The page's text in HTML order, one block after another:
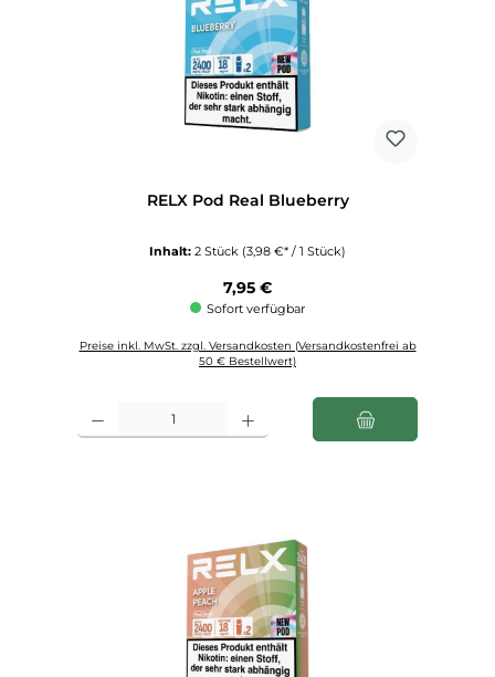
RELX Pod Real Blueberry
Inhalt: 2 Stück (3,98 €* / 1 Stück)
Regulärer Preis:
7,95 €
Sofort verfügbar
Preise inkl. MwSt. zzgl. Versandkosten (Versandkostenfrei ab
50 € Bestellwert)